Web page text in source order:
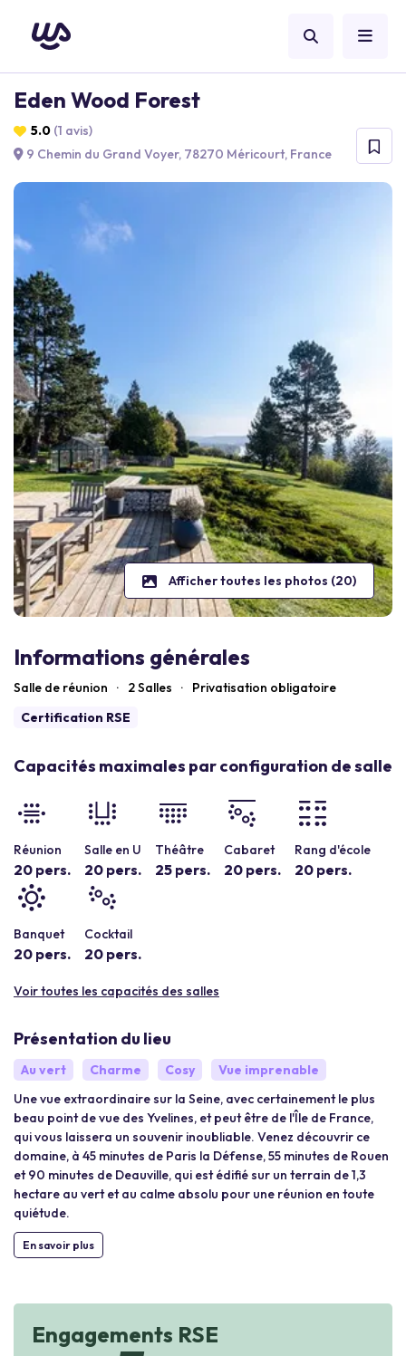
Eden Wood Forest
5.0 (1 avis)
9 Chemin du Grand Voyer, 78270 Méricourt, France
Afficher toutes les photos (20)
Informations générales
Salle de réunion · 2 Salles ·
Privatisation obligatoire
Certification RSE
Capacités maximales par configuration de salle
Réunion
20 pers.
Salle en U
20 pers.
Théâtre
25 pers.
Cabaret
20 pers.
Rang d'école
20 pers.
Banquet
20 pers.
Cocktail
20 pers.
Voir toutes les capacités des salles
Présentation du lieu
Au vert Charme Cosy
Vue imprenable
Une vue extraordinaire sur la Seine, avec certainement le plus
beau point de vue des Yvelines, et peut être de l'Île de France,
qui vous laissera un souvenir inoubliable. Venez découvrir ce
domaine, à 45 minutes de Paris la Défense, 55 minutes de Rouen
et 90 minutes de Deauville, qui est édifié sur un terrain de 1,3
hectare au vert et au calme absolu pour une réunion en toute
quiétude.
En savoir plus
Engagements RSE